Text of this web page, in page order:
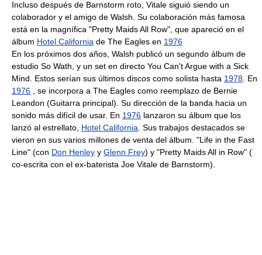
Incluso después de Barnstorm roto, Vitale siguió siendo un
colaborador y el amigo de Walsh. Su colaboración más famosa
está en la magnífica "Pretty Maids All Row", que apareció en el
álbum Hotel California de The Eagles en 1976
En los próximos dos años, Walsh publicó un segundo álbum de
estudio So Wath, y un set en directo You Can't Argue with a Sick
Mind. Estos serían sus últimos discos como solista hasta 1978 . En
1976 , se incorpora a The Eagles como reemplazo de Bernie
Leandon (Guitarra principal). Su dirección de la banda hacia un
sonido más difícil de usar. En 1976 lanzaron su álbum que los
lanzó al estrellato, Hotel California . Sus trabajos destacados se
vieron en sus varios millones de venta del álbum. "Life in the Fast
Line" (con Don Henley y Glenn Frey) y "Pretty Maids All in Row" (
co-escrita con el ex-baterista Joe Vitale de Barnstorm).